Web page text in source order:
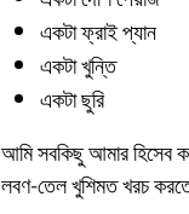
একটা ফ্রাই প্যান
একটা খুন্তি
একটা ছুরি
আমি সবকিছু আমার হিসেব
লবণ-তেল খুশিমত খরচ